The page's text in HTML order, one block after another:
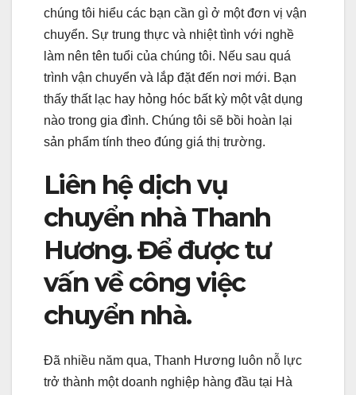
chúng tôi hiểu các bạn cần gì ở một đơn vị vận
chuyển. Sự trung thực và nhiệt tình với nghề
làm nên tên tuổi của chúng tôi. Nếu sau quá
trình vận chuyển và lắp đặt đến nơi mới. Bạn
thấy thất lạc hay hỏng hóc bất kỳ một vật dụng
nào trong gia đình. Chúng tôi sẽ bồi hoàn lại
sản phẩm tính theo đúng giá thị trường.
Liên hệ dịch vụ
chuyển nhà Thanh
Hương. Để được tư
vấn về công việc
chuyển nhà.
Đã nhiều năm qua, Thanh Hương luôn nỗ lực
trở thành một doanh nghiệp hàng đầu tại Hà